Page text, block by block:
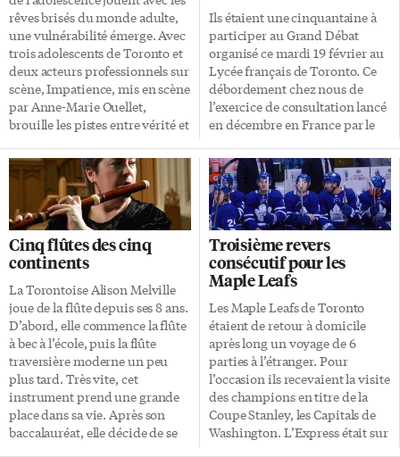
ces deux cas, l’argumentaire est
le même: le système
d’immigration est
congestionné du fait de la
politique du «premier arrivé,
premier servi» qui oblige les
fonctionnaires à traiter toutes
les demandes reçues. Dès lors,
[…]
agricoles C’est de cette dernière
que provient l’initiative […]
rêves brisés du monde adulte,
une vulnérabilité émerge. Avec
trois adolescents de Toronto et
deux acteurs professionnels sur
scène, Impatience, mis en scène
par Anne-Marie Ouellet,
brouille les pistes entre vérité et
présentée par le Théâtre
français de Toronto de façon
intensive au Berkeley Street
Theatre les jeudi 28 février et
vendredi 1er mars. Trois
représentations seront
réservées pour des groupes
scolaires et une représentation
sera ouverte au grand public
(celle du vendredi soir). Une
présence brute Lorsqu’elle a
commencé à travailler sur ce
projet, Anne […]
Ils étaient une cinquantaine à
participer au Grand Débat
organisé ce mardi 19 février au
Lycée français de Toronto. Ce
débordement chez nous de
l’exercice de consultation lancé
en décembre en France par le
en réponse à la contestation des
«gilets jaunes», était organisé
par les conseillers consulaires
élus par les citoyens français
vivant en Ontario. Ce sont eux
– Marc-Albert Cormier,
Francine Watkins et Kareen
Guida – qui s’occuperont
d’acheminer le compte-rendu
de la rencontre aux
responsables à Paris. Le Grand
Débat veut permettre la tenue
de centaines d’assemblées
publiques et se poursuit
jusqu’en avril. Un […]
Cinq flûtes des cinq
continents
La Torontoise Alison Melville
joue de la flûte depuis ses 8 ans.
D’abord, elle commence la flûte
à bec à l’école, puis la flûte
traversière moderne un peu
plus tard. Très vite, cet
instrument prend une grande
place dans sa vie. Après son
baccalauréat, elle décide de se
Troisième revers
consécutif pour les
Maple Leafs
Les Maple Leafs de Toronto
étaient de retour à domicile
après long un voyage de 6
parties à l’étranger. Pour
l’occasion ils recevaient la visite
des champions en titre de la
Coupe Stanley, les Capitals de
Washington. L’Express était sur